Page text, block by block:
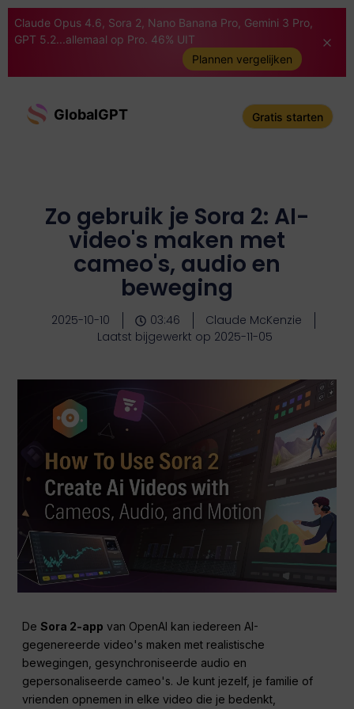
Claude Opus 4.6, Sora 2, Nano Banana Pro, Gemini 3 Pro,
GPT 5.2...allemaal op Pro. 46% UIT
Plannen vergelijken
GlobalGPT Gratis starten
Zo gebruik je Sora 2: AI-
video's maken met
cameo's, audio en
beweging
2025-10-10 03:46
Claude McKenzie
Laatst bijgewerkt op 2025-11-05
DeSora 2-app van OpenAI kan iedereen AI-
gegenereerde video's maken met realistische
bewegingen, gesynchroniseerde audio en
gepersonaliseerde cameo's. Je kunt jezelf, je familie of
vrienden opnemen in elke video die je bedenkt,